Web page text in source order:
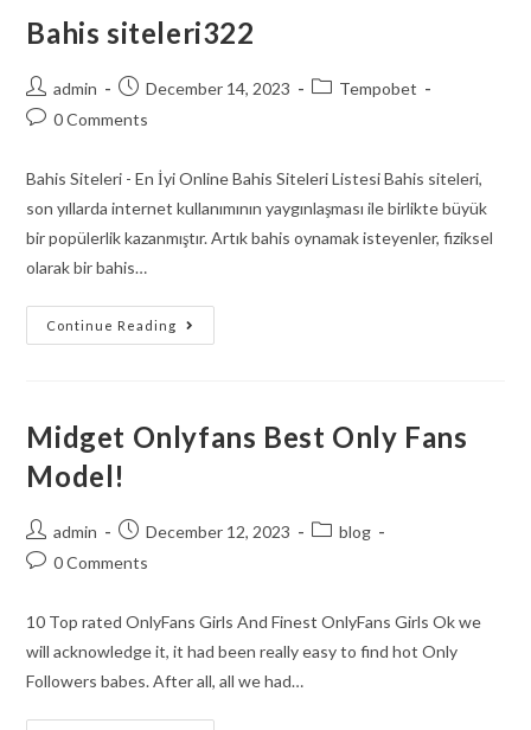
Bahis siteleri322
admin December 14, 2023
Tempobet
0 Comments
Bahis Siteleri - En İyi Online Bahis Siteleri Listesi Bahis siteleri,
son yıllarda internet kullanımının yaygınlaşması ile birlikte büyük
bir popülerlik kazanmıştır. Artık bahis oynamak isteyenler, fiziksel
olarak bir bahis…
Continue Reading
Midget Onlyfans Best Only Fans
Model!
admin December 12, 2023
blog
0 Comments
10 Top rated OnlyFans Girls And Finest OnlyFans Girls Ok we
will acknowledge it, it had been really easy to find hot Only
Followers babes. After all, all we had…